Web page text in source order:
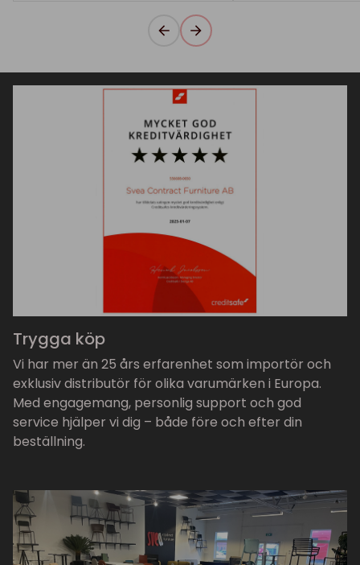
Trygga köp
Vi har mer än 25 års erfarenhet som importör och
exklusiv distributör för olika varumärken i Europa.
Med engagemang, personlig support och god
service hjälper vi dig – både före och efter din
beställning.